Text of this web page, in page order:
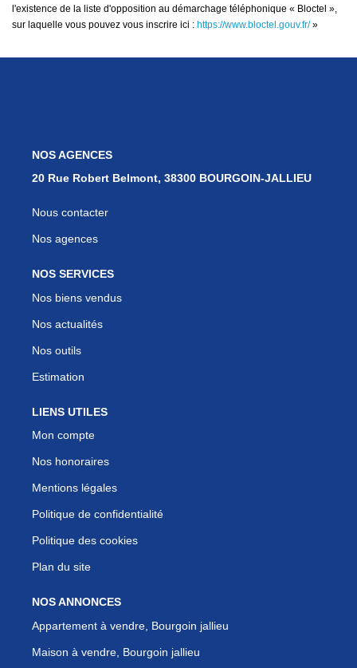
l'existence de la liste d'opposition au démarchage téléphonique « Bloctel »,
sur laquelle vous pouvez vous inscrire ici : https://www.bloctel.gouv.fr/»
NOS AGENCES
20 Rue Robert Belmont, 38300 BOURGOIN-JALLIEU
Nous contacter
Nos agences
NOS SERVICES
Nos biens vendus
Nos actualités
Nos outils
Estimation
LIENS UTILES
Mon compte
Nos honoraires
Mentions légales
Politique de confidentialité
Politique des cookies
Plan du site
NOS ANNONCES
Appartement à vendre, Bourgoin jallieu
Maison à vendre, Bourgoin jallieu